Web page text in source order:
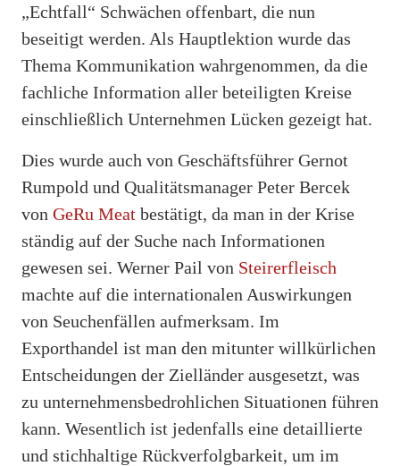
„Echtfall“ Schwächen offenbart, die nun
beseitigt werden. Als Hauptlektion wurde das
Thema Kommunikation wahrgenommen, da die
fachliche Information aller beteiligten Kreise
einschließlich Unternehmen Lücken gezeigt hat.
Dies wurde auch von Geschäftsführer Gernot
Rumpold und Qualitätsmanager Peter Bercek
von GeRu Meat bestätigt, da man in der Krise
ständig auf der Suche nach Informationen
gewesen sei. Werner Pail von Steirerfleisch
machte auf die internationalen Auswirkungen
von Seuchenfällen aufmerksam. Im
Exporthandel ist man den mitunter willkürlichen
Entscheidungen der Zielländer ausgesetzt, was
zu unternehmensbedrohlichen Situationen führen
kann. Wesentlich ist jedenfalls eine detaillierte
und stichhaltige Rückverfolgbarkeit, um im